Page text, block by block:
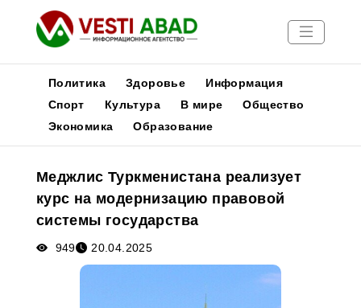
Новости
Медиа
Афиша
Политика Здоровье
Информация
Спорт
Культура В мире
Общество
Экономика
Образование
Меджлис Туркменистана реализует
курс на модернизацию правовой
системы государства
949 20.04.2025